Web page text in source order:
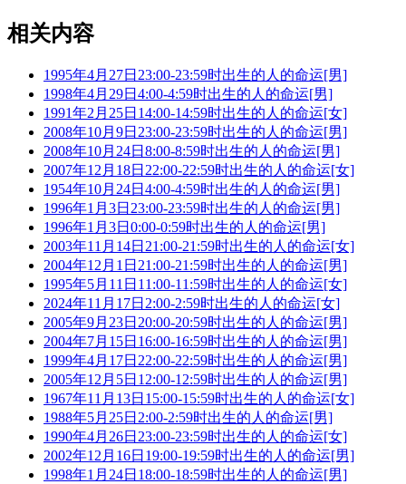
相关内容
1995年4月27日23:00-23:59时出生的人的命运[男]
1998年4月29日4:00-4:59时出生的人的命运[男]
1991年2月25日14:00-14:59时出生的人的命运[女]
2008年10月9日23:00-23:59时出生的人的命运[男]
2008年10月24日8:00-8:59时出生的人的命运[男]
2007年12月18日22:00-22:59时出生的人的命运[女]
1954年10月24日4:00-4:59时出生的人的命运[男]
1996年1月3日23:00-23:59时出生的人的命运[男]
1996年1月3日0:00-0:59时出生的人的命运[男]
2003年11月14日21:00-21:59时出生的人的命运[女]
2004年12月1日21:00-21:59时出生的人的命运[男]
1995年5月11日11:00-11:59时出生的人的命运[女]
2024年11月17日2:00-2:59时出生的人的命运[女]
2005年9月23日20:00-20:59时出生的人的命运[男]
2004年7月15日16:00-16:59时出生的人的命运[男]
1999年4月17日22:00-22:59时出生的人的命运[男]
2005年12月5日12:00-12:59时出生的人的命运[男]
1967年11月13日15:00-15:59时出生的人的命运[女]
1988年5月25日2:00-2:59时出生的人的命运[男]
1990年4月26日23:00-23:59时出生的人的命运[女]
2002年12月16日19:00-19:59时出生的人的命运[男]
1998年1月24日18:00-18:59时出生的人的命运[男]